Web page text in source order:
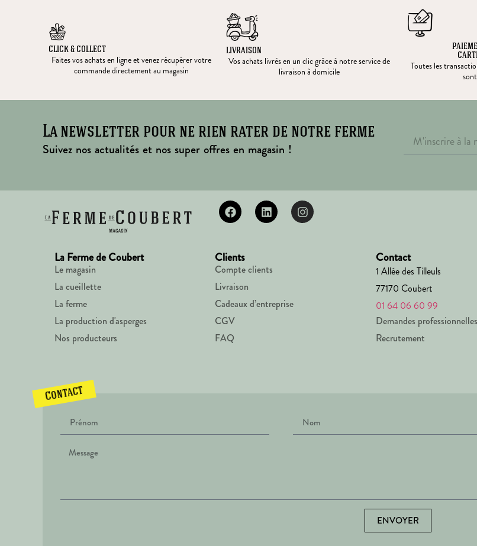
CLICK & COLLECT
Faites vos achats en ligne et venez récupérer votre
commande directement au magasin
LIVRAISON
Vos achats livrés en un clic grâce à notre service de
livraison à domicile
Toutes les
La newsletter pour ne rien rater de notre ferme
Suivez nos actualités et nos super offres en magasin !
La Ferme de Coubert
Le magasin
La cueillette
La ferme
La production d'asperges
Nos producteurs
Clients
Compte clients
Livraison
Cadeaux d’entreprise
CGV
FAQ
Contact
1 Allée des Tilleuls
77170 Coubert
01 64 06 60 99
Demandes professionnelles
Recrutement
Contact
ENVOYER